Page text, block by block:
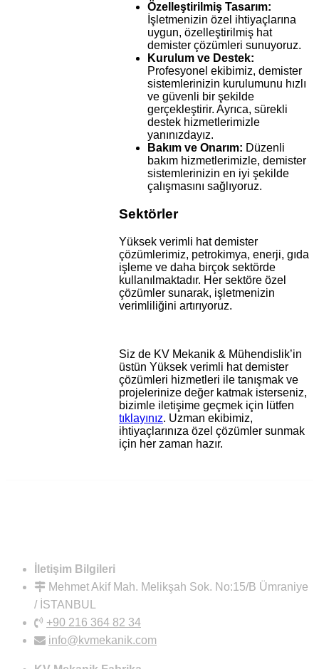
Özelleştirilmiş Tasarım:
İşletmenizin özel ihtiyaçlarına
uygun, özelleştirilmiş hat
demister çözümleri sunuyoruz.
Kurulum ve Destek:
Profesyonel ekibimiz, demister
sistemlerinizin kurulumunu hızlı
ve güvenli bir şekilde
gerçekleştirir. Ayrıca, sürekli
destek hizmetlerimizle
yanınızdayız.
Bakım ve Onarım: Düzenli
bakım hizmetlerimizle, demister
sistemlerinizin en iyi şekilde
çalışmasını sağlıyoruz.
Sektörler
Yüksek verimli hat demister
çözümlerimiz, petrokimya, enerji, gıda
işleme ve daha birçok sektörde
kullanılmaktadır. Her sektöre özel
çözümler sunarak, işletmenizin
verimliliğini artırıyoruz.
Siz de KV Mekanik & Mühendislik’in
üstün Yüksek verimli hat demister
çözümleri hizmetleri ile tanışmak ve
projelerinize değer katmak isterseniz,
bizimle iletişime geçmek için lütfen
tıklayınız. Uzman ekibimiz,
ihtiyaçlarınıza özel çözümler sunmak
için her zaman hazır.
İletişim Bilgileri
Mehmet Akif Mah. Melikşah Sok. No:15/B Ümraniye
/ İSTANBUL
+90 216 364 82 34
info@kvmekanik.com